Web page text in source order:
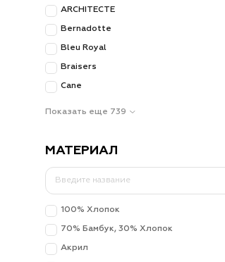
ARCHITECTE
Bernadotte
Bleu Royal
Braisers
Cane
Показать еще 739
МАТЕРИАЛ
100% Хлопок
70% Бамбук, 30% Хлопок
Акрил